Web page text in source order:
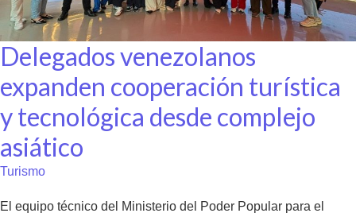
Delegados venezolanos
expanden cooperación turística
y tecnológica desde complejo
asiático
Turismo
El equipo técnico del Ministerio del Poder Popular para el